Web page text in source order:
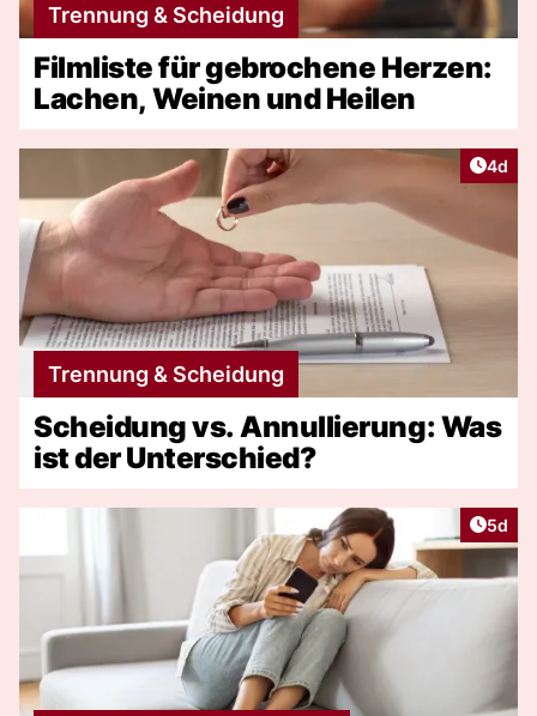
Trennung & Scheidung
Filmliste für gebrochene Herzen:
Lachen, Weinen und Heilen
4d
Trennung & Scheidung
Scheidung vs. Annullierung: Was
ist der Unterschied?
5d